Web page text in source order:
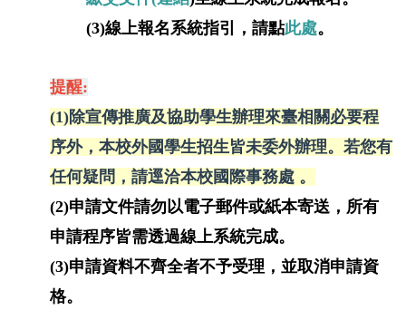
(3)線上報名系統指引，請點此處。
提醒:
(1)除宣傳推廣及協助學生辦理來臺相關必要程
序外，本校外國學生招生皆未委外辦理。若您有
任何疑問，請逕洽本校國際事務處 。
(2)申請文件請勿以電子郵件或紙本寄送，所有
申請程序皆需透過線上系統完成。
(3)申請資料不齊全者不予受理，並取消申請資
格。